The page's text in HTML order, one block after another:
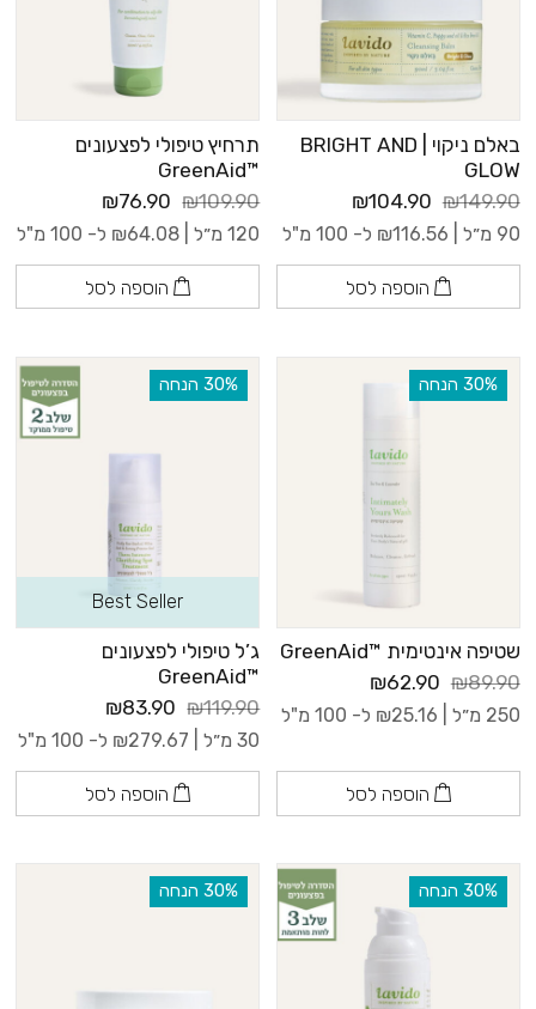
באלם ניקוי | BRIGHT AND
GLOW
₪149.90
₪104.90
90 מ״ל | ₪116.56 ל- 100 מ"ל
הוספה לסל
תרחיץ טיפולי לפצעונים
™GreenAid
₪109.90
₪76.90
120 מ״ל | ₪64.08 ל- 100 מ"ל
הוספה לסל
‫30% הנחה
שטיפה אינטימית ™GreenAid
₪89.90
₪62.90
250 מ״ל | ₪25.16 ל- 100 מ"ל
הוספה לסל
‫30% הנחה
Best Seller
ג’ל טיפולי לפצעונים
™GreenAid
₪119.90
₪83.90
30 מ״ל | ₪279.67 ל- 100 מ"ל
הוספה לסל
‫30% הנחה ‫30% הנחה